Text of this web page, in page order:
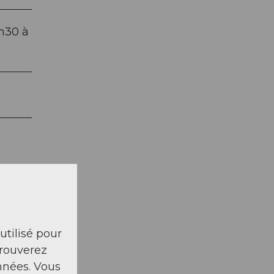
à
pour
Vous